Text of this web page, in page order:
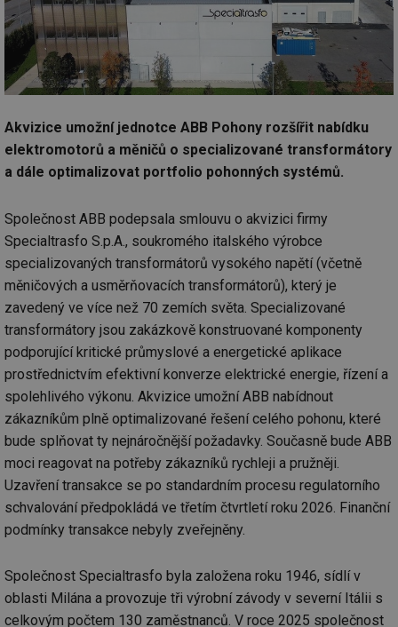
Akvizice umožní jednotce ABB Pohony rozšířit nabídku
elektromotorů a měničů o specializované transformátory
a dále optimalizovat portfolio pohonných systémů.
Společnost ABB podepsala smlouvu o akvizici firmy
Specialtrasfo S.p.A., soukromého italského výrobce
specializovaných transformátorů vysokého napětí (včetně
měničových a usměrňovacích transformátorů), který je
zavedený ve více než 70 zemích světa. Specializované
transformátory jsou zakázkově konstruované komponenty
podporující kritické průmyslové a energetické aplikace
prostřednictvím efektivní konverze elektrické energie, řízení a
spolehlivého výkonu. Akvizice umožní ABB nabídnout
zákazníkům plně optimalizované řešení celého pohonu, které
bude splňovat ty nejnáročnější požadavky. Současně bude ABB
moci reagovat na potřeby zákazníků rychleji a pružněji.
Uzavření transakce se po standardním procesu regulatorního
schvalování předpokládá ve třetím čtvrtletí roku 2026. Finanční
podmínky transakce nebyly zveřejněny.
Společnost Specialtrasfo byla založena roku 1946, sídlí v
oblasti Milána a provozuje tři výrobní závody v severní Itálii s
celkovým počtem 130 zaměstnanců. V roce 2025 společnost